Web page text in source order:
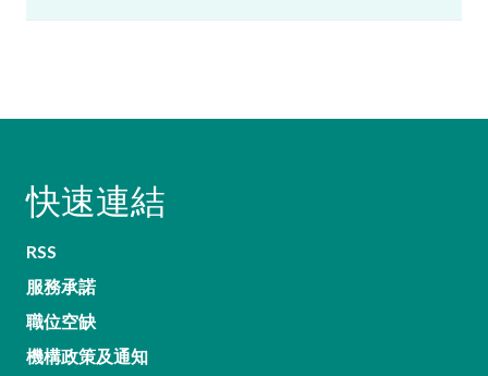
快速連結
RSS
服務承諾
職位空缺
機構政策及通知